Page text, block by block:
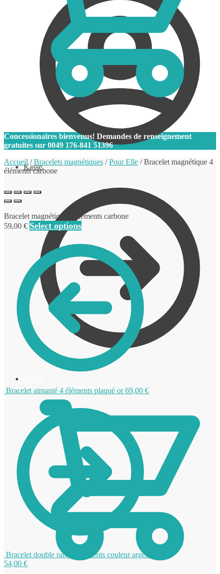
Kasse
Concessionaires bienvenus! Demandes de renseignement
gratuites sur 0049 176-841 51396
Accueil /Bracelets magnétiques /Pour Elle /Bracelet magnétique 4
éléments carbone
Bracelet magnétique 4 éléments carbone
59,00 € Select options
Bracelet aimanté 4 éléments plaqué or 69,00 €
Bracelet double rang 4 éléments couleur argent
54,00 €